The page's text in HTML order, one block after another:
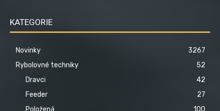
KATEGORIE
Novinky
3267
Rybolovné techniky
52
Dravci
42
Feeder
27